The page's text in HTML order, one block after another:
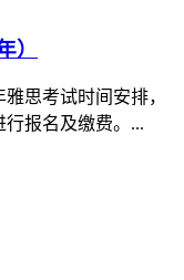
）
思考试时间安排，
行报名及缴费。...